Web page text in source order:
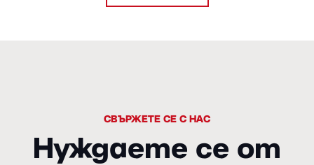
СВЪРЖЕТЕ СЕ С НАС
Нуждаете се от